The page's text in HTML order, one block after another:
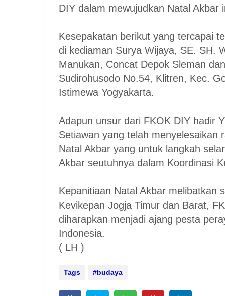
DIY dalam mewujudkan Natal Akbar
Kesepakatan berikut yang tercapai
di kediaman Surya Wijaya, SE. SH.
Manukan, Concat Depok Sleman
Sudirohusodo No.54, Klitren, Kec.
Istimewa Yogyakarta.
Adapun unsur dari FKOK DIY hadir
Setiawan yang telah menyelesaikan
Natal Akbar yang untuk langkah
Akbar seutuhnya dalam Koordinasi
Kepanitiaan Natal Akbar
Kevikepan Jogja Timur dan Barat,
diharapkan menjadi ajang pesta
Indonesia.
( LH )
Tags budaya